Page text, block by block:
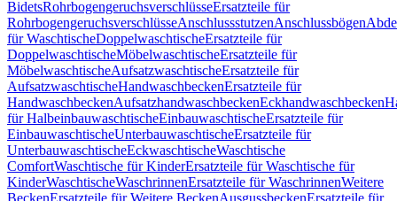
BidetsRohrbogengeruchsverschlüsseErsatzteile für
RohrbogengeruchsverschlüsseAnschlussstutzenAnschlussbögen
für WaschtischeDoppelwaschtischeErsatzteile für
DoppelwaschtischeMöbelwaschtischeErsatzteile für
MöbelwaschtischeAufsatzwaschtischeErsatzteile für
AufsatzwaschtischeHandwaschbeckenErsatzteile für
HandwaschbeckenAufsatzhandwaschbeckenEckhandwaschbecken
für HalbeinbauwaschtischeEinbauwaschtischeErsatzteile für
EinbauwaschtischeUnterbauwaschtischeErsatzteile für
UnterbauwaschtischeEckwaschtischeWaschtische
ComfortWaschtische für KinderErsatzteile für Waschtische für
KinderWaschtischeWaschrinnenErsatzteile für WaschrinnenWeitere
BeckenErsatzteile für Weitere BeckenAusgussbeckenErsatzteile für